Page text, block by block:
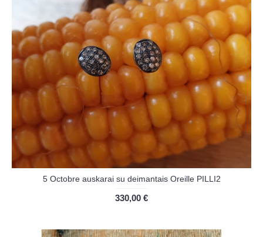
5 Octobre auskarai su deimantais Oreille PILLI2
330,00 €